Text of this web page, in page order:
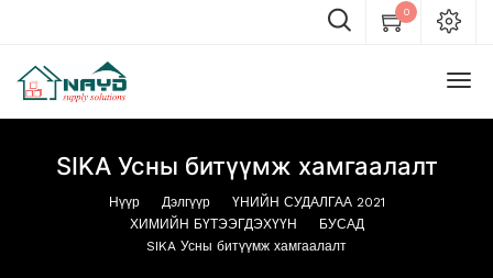
0
SIKA Усны битүүмж хамгаалалт
Нүүр Дэлгүүр
ҮНИЙН СУДАЛГАА 2021
ХИМИЙН БҮТЭЭГДЭХҮҮН
БУСАД
SIKA Усны битүүмж хамгаалалт